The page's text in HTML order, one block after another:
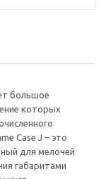
большое
которых
Case J – это
для мелочей
габаритами